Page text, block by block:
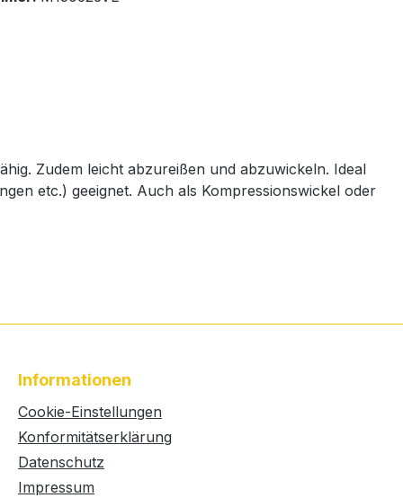
Zudem leicht abzureißen und abzuwickeln. Ideal
etc.) geeignet. Auch als Kompressionswickel oder
Informationen
Cookie-Einstellungen
Konformitätserklärung
Datenschutz
Impressum